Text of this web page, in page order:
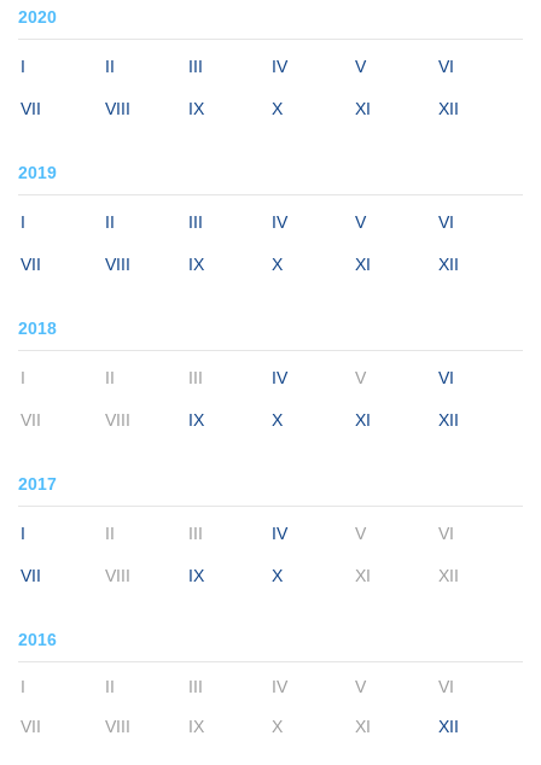
2020
I II III IV V VI
VII VIII IX X XI XII
2019
I II III IV V VI
VII VIII IX X XI XII
2018
I II III IV V VI
VII VIII IX X XI XII
2017
I II III IV V VI
VII VIII IX X XI XII
2016
I II III IV V VI
VII VIII IX X XI XII